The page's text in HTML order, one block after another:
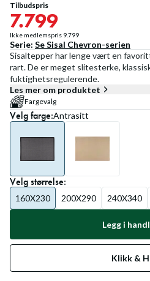
Tilbudspris
7.799
Ikke medlemspris 9.799
Serie: SeSisal Chevron-serien
Sisaltepper har lenge vært en
rart. De er meget slitesterke,
fuktighetsregulerende.
Les mer om produktet
Fargevalg
Velgfarge:Antrasitt
Velgstørrelse:
160X230 200X290 240X340
Legg i
Klikk &